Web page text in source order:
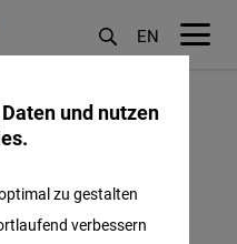
EN
der
Politik
und nutzen
zu gestalten
verbessern